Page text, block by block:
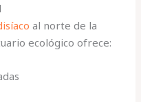
al norte de la
ecológico ofrece: